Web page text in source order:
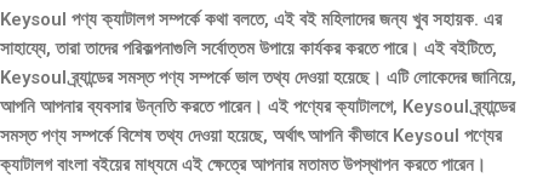
Keysoul পণ্য ক্যাটালগ সম্পর্কে কথা বলতে, এই বই মহিলাদের জন্য খুব সহায়ক. এর
সাহায্যে, তারা তাদের পরিকল্পনাগুলি সর্বোত্তম উপায়ে কার্যকর করতে পারে। এই বইটিতে,
Keysoul ব্র্যান্ডের সমস্ত পণ্য সম্পর্কে ভাল তথ্য দেওয়া হয়েছে। এটি লোকেদের জানিয়ে,
আপনি আপনার ব্যবসার উন্নতি করতে পারেন। এই পণ্যের ক্যাটালগে, Keysoul ব্র্যান্ডের
সমস্ত পণ্য সম্পর্কে বিশেষ তথ্য দেওয়া হয়েছে, অর্থাৎ আপনি কীভাবে Keysoul পণ্যের
ক্যাটালগ বাংলা বইয়ের মাধ্যমে এই ক্ষেত্রে আপনার মতামত উপস্থাপন করতে পারেন।